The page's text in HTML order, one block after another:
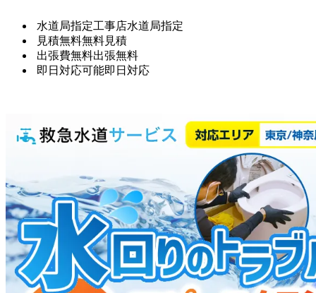
水道局指定工事店水道局指定
見積無料無料見積
出張費無料出張無料
即日対応可能即日対応